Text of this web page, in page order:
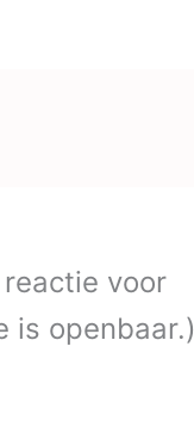
voor
is openbaar.)